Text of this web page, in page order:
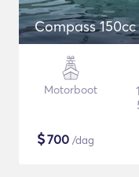
Compass 150cc
Motorboot
$700 /dag